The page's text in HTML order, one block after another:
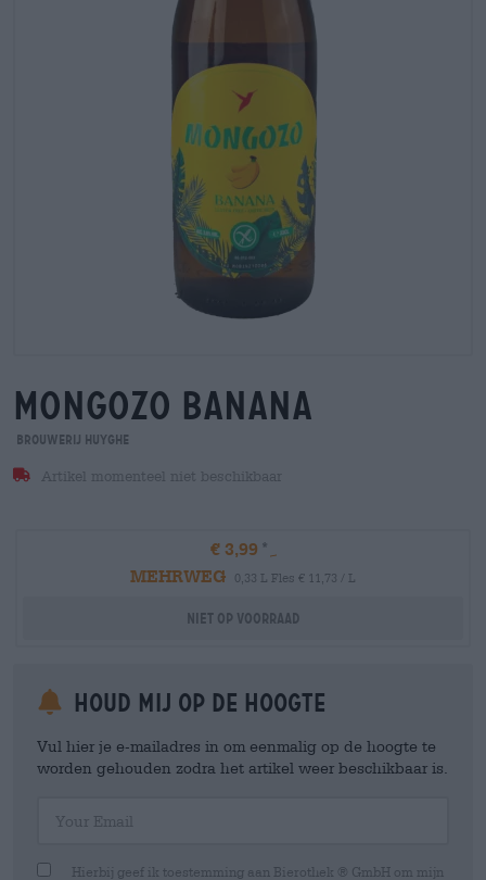
mongozo banana
Brouwerij Huyghe
Artikel momenteel niet beschikbaar
€ 3,99
MEHRWEG
0,33 L Fles € 11,73 / L
Niet op voorraad
Houd mij op de hoogte
Vul hier je e-mailadres in om eenmalig op de hoogte te
worden gehouden zodra het artikel weer beschikbaar is.
Hierbij geef ik toestemming aan Bierothek ® GmbH om mijn